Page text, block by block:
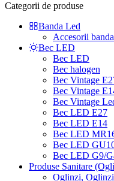
Categorii de produse
Banda Led
Accesorii
Bec LED
Bec LED
Bec halogen
Bec Vintage
Bec Vintage
Bec Vintage
Bec LED E27
Bec LED E14
Bec LED
Bec LED
Bec LED G9/
Produse Sanitare
Oglinzi,